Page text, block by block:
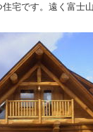
宅です。遠く富士